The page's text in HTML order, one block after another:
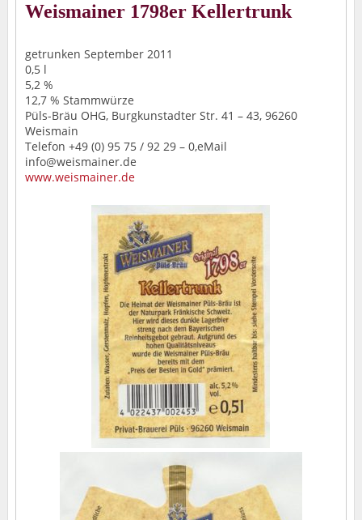
Weismainer 1798er Kellertrunk
getrunken September 2011
0,5 l
5,2 %
12,7 % Stammwürze
Püls-Bräu OHG, Burgkunstadter Str. 41 – 43, 96260
Weismain
Telefon +49 (0) 95 75 / 92 29 – 0,eMail
info@weismainer.de
www.weismainer.de